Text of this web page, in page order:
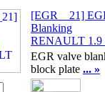
[EGR _ 21]
Blanking
RENAULT 1.9
EGR valve
block plate ... »